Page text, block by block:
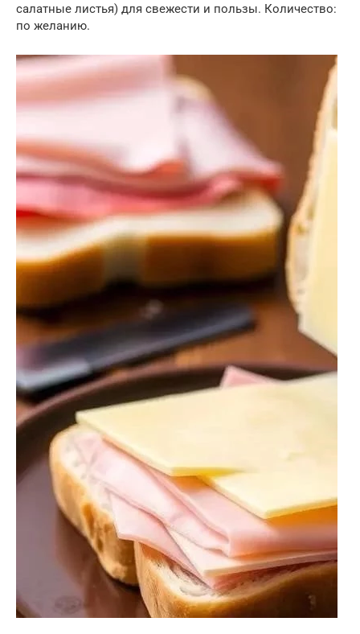
салатные листья) для свежести и пользы. Количество:
по желанию.